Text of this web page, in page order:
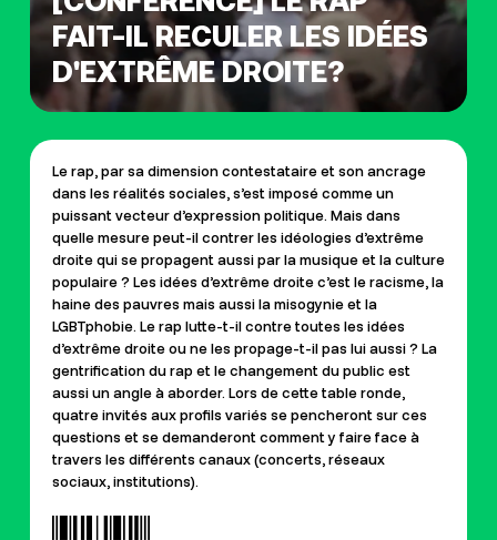
FAIT-IL RECULER LES IDÉES
D'EXTRÊME DROITE?
Le rap, par sa dimension contestataire et son ancrage
dans les réalités sociales, s’est imposé comme un
puissant vecteur d’expression politique. Mais dans
quelle mesure peut-il contrer les idéologies d’extrême
droite qui se propagent aussi par la musique et la culture
populaire ? Les idées d’extrême droite c’est le racisme, la
haine des pauvres mais aussi la misogynie et la
LGBTphobie. Le rap lutte-t-il contre toutes les idées
d’extrême droite ou ne les propage-t-il pas lui aussi ? La
gentrification du rap et le changement du public est
aussi un angle à aborder. Lors de cette table ronde,
quatre invités aux profils variés se pencheront sur ces
questions et se demanderont comment y faire face à
travers les différents canaux (concerts, réseaux
sociaux, institutions).